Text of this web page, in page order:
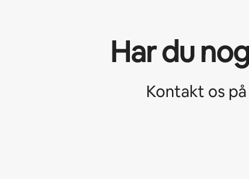
Har du
Kontakt os